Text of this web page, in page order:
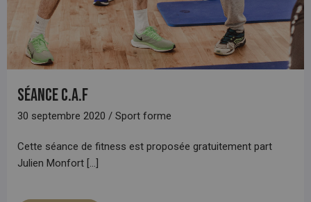
SÉANCE C.A.F
30 septembre 2020 / Sport forme
Cette séance de fitness est proposée gratuitement part
Julien Monfort [...]